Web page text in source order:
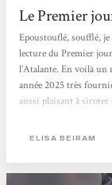
Le Premier
Epoustouflé, soufflé, je
lecture du Premier
l’Atalante. En voilà un
année 2025 très
aussi plaisant à
livre sec et resserré
ELISA BEIRAM